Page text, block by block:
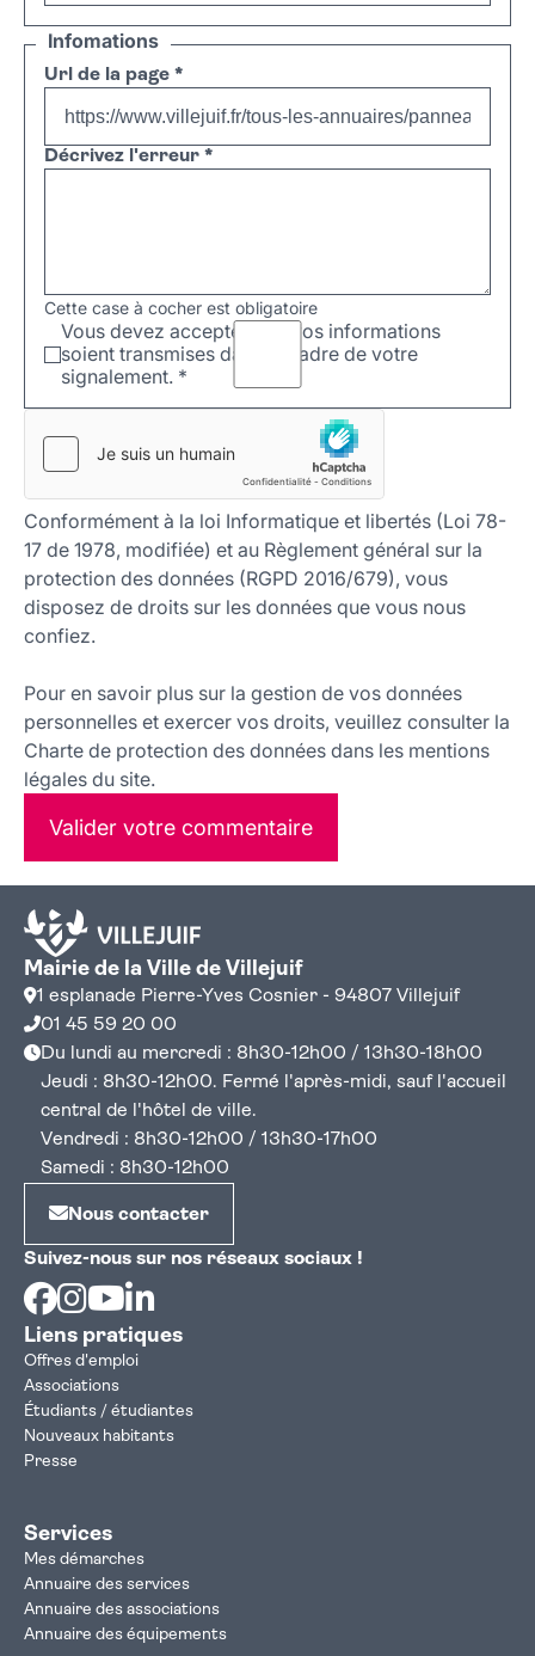
Infomations
Url de la page *
Décrivez l'erreur *
Cette case à cocher est obligatoire
Vous devez accepter que vos informations
soient transmises dans le cadre de votre
signalement. *
Conformément à la loi Informatique et libertés (Loi 78-
17 de 1978, modifiée) et au Règlement général sur la
protection des données (RGPD 2016/679), vous
disposez de droits sur les données que vous nous
confiez.
Pour en savoir plus sur la gestion de vos données
personnelles et exercer vos droits, veuillez consulter la
Charte de protection des données dans les mentions
légales du site.
Valider votre commentaire
Mairie de la Ville de Villejuif
1 esplanade Pierre-Yves Cosnier - 94807 Villejuif
01 45 59 20 00
Du lundi au mercredi : 8h30-12h00 / 13h30-18h00
Jeudi : 8h30-12h00. Fermé l'après-midi, sauf l'accueil
central de l'hôtel de ville.
Vendredi : 8h30-12h00 / 13h30-17h00
Samedi : 8h30-12h00
Nous contacter
Suivez-nous sur nos réseaux sociaux !
Facebook
Instagram
Youtube
Liens pratiques
Offres d'emploi
Associations
Étudiants / étudiantes
Nouveaux habitants
Presse
Services
Mes démarches
Annuaire des services
Annuaire des associations
Annuaire des équipements